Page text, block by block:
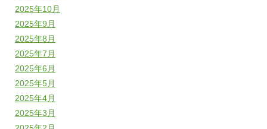
2025年10月
2025年9月
2025年8月
2025年7月
2025年6月
2025年5月
2025年4月
2025年3月